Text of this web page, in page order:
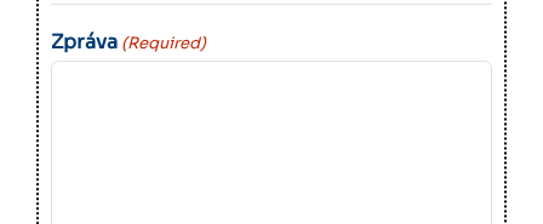
Zpráva (Required)